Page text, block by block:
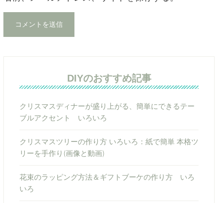
DIYのおすすめ記事
クリスマスディナーが盛り上がる、簡単にできるテー
ブルアクセント いろいろ
クリスマスツリーの作り方 いろいろ：紙で簡単 本格ツ
リーを手作り(画像と動画)
花束のラッピング方法＆ギフトブーケの作り方 いろ
いろ